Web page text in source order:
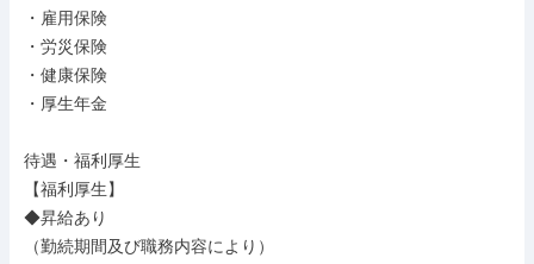
・雇用保険
・労災保険
・健康保険
・厚生年金
待遇・福利厚生
【福利厚生】
◆昇給あり
（勤続期間及び職務内容により）